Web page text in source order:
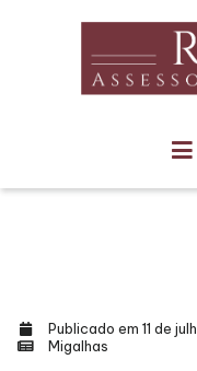
Publicado em 11 de
Migalhas